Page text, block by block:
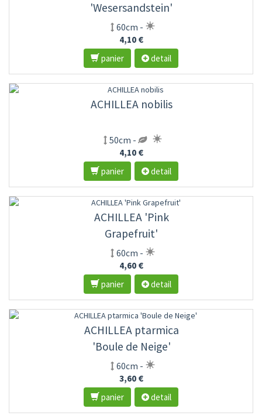
'Wesersandstein'
60cm -
4,10 €
panier
detail
ACHILLEA nobilis
50cm -
4,10 €
panier
detail
ACHILLEA 'Pink
Grapefruit'
60cm -
4,60 €
panier
detail
ACHILLEA ptarmica
'Boule de Neige'
60cm -
3,60 €
panier
detail